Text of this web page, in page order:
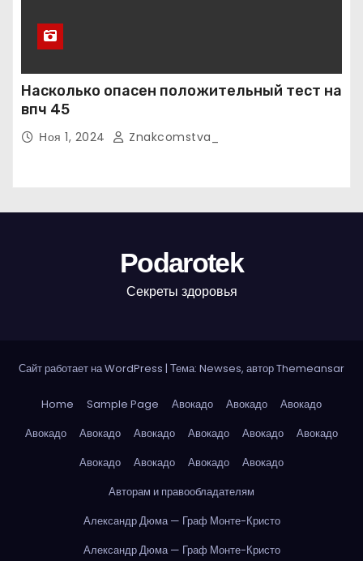
Насколько опасен положительный тест на
впч 45
Ноя 1, 2024 Znakcomstva_
Podarotek
Секреты здоровья
Сайт работает на WordPress | Тема: Newses, авторThemeansar
Home Sample Page Авокадо Авокадо
Авокадо
Авокадо
Авокадо Авокадо Авокадо Авокадо
Авокадо
Авокадо
Авокадо Авокадо
Авокадо
Авторам и правообладателям
Александр Дюма — Граф Монте-Кристо
Александр Дюма — Граф Монте-Кристо